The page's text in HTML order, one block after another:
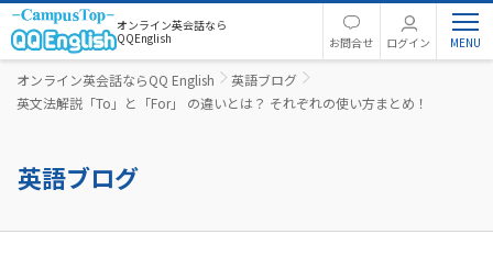
オンライン英会話なら
QQEnglish
お問合せ ログイン
オンライン英会話ならQQ English
英語ブログ
英文法解説「To」と「For」 の違いとは？ それぞれの使い方まとめ！
英語ブログ